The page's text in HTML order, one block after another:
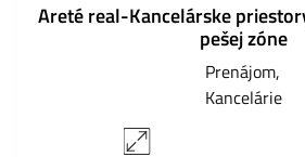
Areté real-Kancelárske
pešej zóne
Prenájom
Kancelárie